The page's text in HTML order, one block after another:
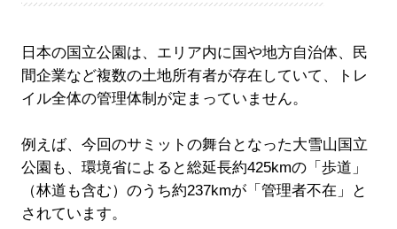
日本の国立公園は、エリア内に国や地方自治体、民
間企業など複数の土地所有者が存在していて、トレ
イル全体の管理体制が定まっていません。
例えば、今回のサミットの舞台となった大雪山国立
公園も、環境省によると総延長約425kmの「歩道」
（林道も含む）のうち約237kmが「管理者不在」と
されています。